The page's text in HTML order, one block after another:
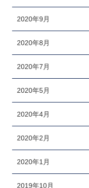
2020年9月
2020年8月
2020年7月
2020年5月
2020年4月
2020年2月
2020年1月
2019年10月